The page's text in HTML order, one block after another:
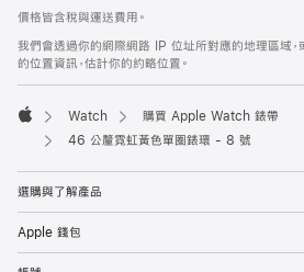
價格皆含稅與運送費用。
我們會透過你的網際網路 IP 位址所對應的地理區域
的位置資訊，估計你的約略位置。
Apple
Watch
購買 Apple Watch 錶帶
46 公釐霓虹黃色單圈錶環 - 8 號
選購與了解產品
Apple 錢包